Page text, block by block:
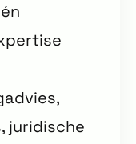
juridische